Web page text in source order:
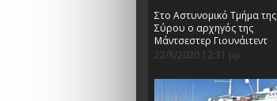
Στο Αστυνομικό Τμήμα της
Σύρου ο αρχηγός της
Μάντσεστερ Γιουνάιτεντ
22/8/2020 12:31 μμ